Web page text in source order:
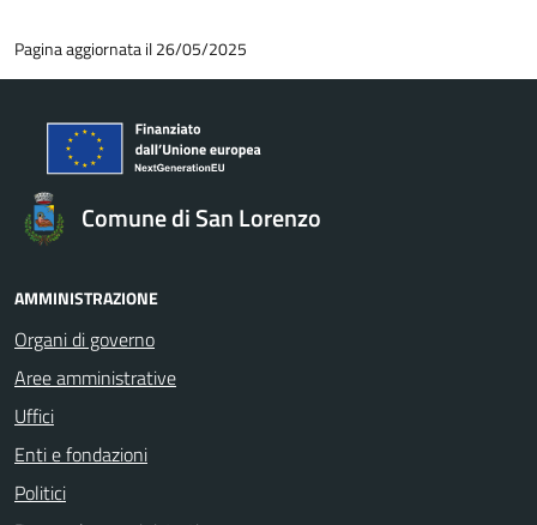
Pagina aggiornata il 26/05/2025
Comune di San Lorenzo
AMMINISTRAZIONE
Organi di governo
Aree amministrative
Uffici
Enti e fondazioni
Politici